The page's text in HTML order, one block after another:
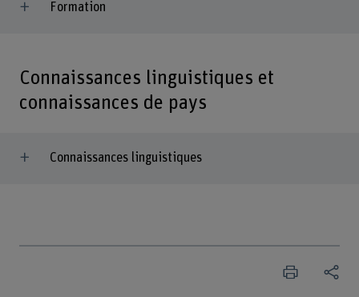
Formation
Connaissances linguistiques et
connaissances de pays
Connaissances linguistiques